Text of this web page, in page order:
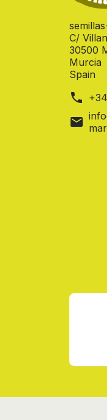
C/
30500
Murcia
Spain
phone
mail